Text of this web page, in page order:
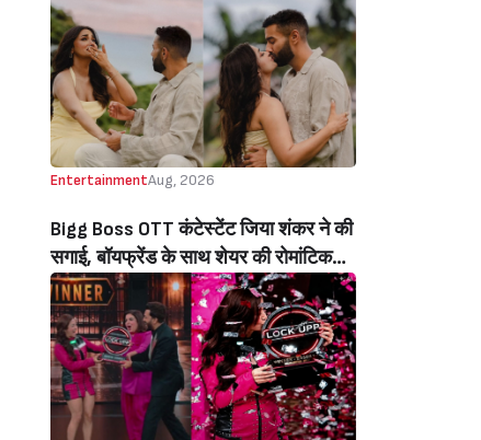
की मदद के लिए सलमान ने मिलाया NGO से
हाथ, बेघर लोगों के लिए बनवाएंगे 500 घर
(Salman Khan In Collaboration With
An NGO Will Builds Homes For 500
Flood Affected People In Assam)
EntertainmentAug, 2026
Bigg Boss OTT कंटेस्टेंट जिया शंकर ने की
सगाई, बॉयफ्रेंड के साथ शेयर की रोमांटिक
तस्वीरें, लिखा इमोशनल नोट (Jiya Shankar
Gets Engaged To Boyfriend Kaaran
Dhanak, Shares Dreamy Photos
From The Proposal, Writes
Emotional Note)